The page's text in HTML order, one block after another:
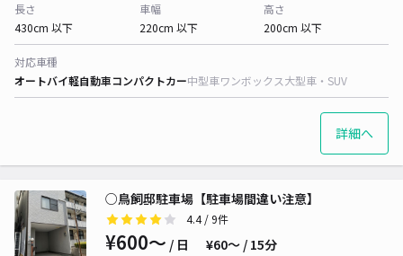
長さ
430cm 以下
車幅
220cm 以下
高さ
200cm 以下
対応車種
オートバイ軽自動車コンパクトカー中型車ワンボックス大型車・SUV
詳細へ
○鳥飼邸駐車場【駐車場間違い注意】
4.4/ 9件
¥600〜 / 日 ¥60〜 / 15分